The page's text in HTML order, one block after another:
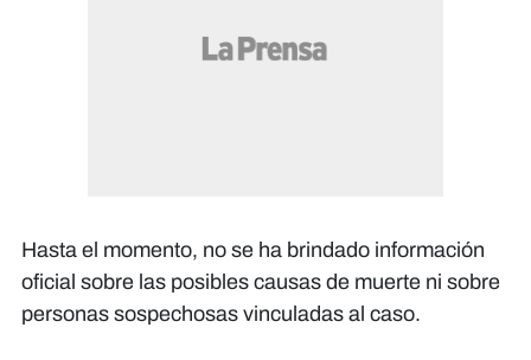
Hasta el momento, no se ha brindado información
oficial sobre las posibles causas de muerte ni sobre
personas sospechosas vinculadas al caso.